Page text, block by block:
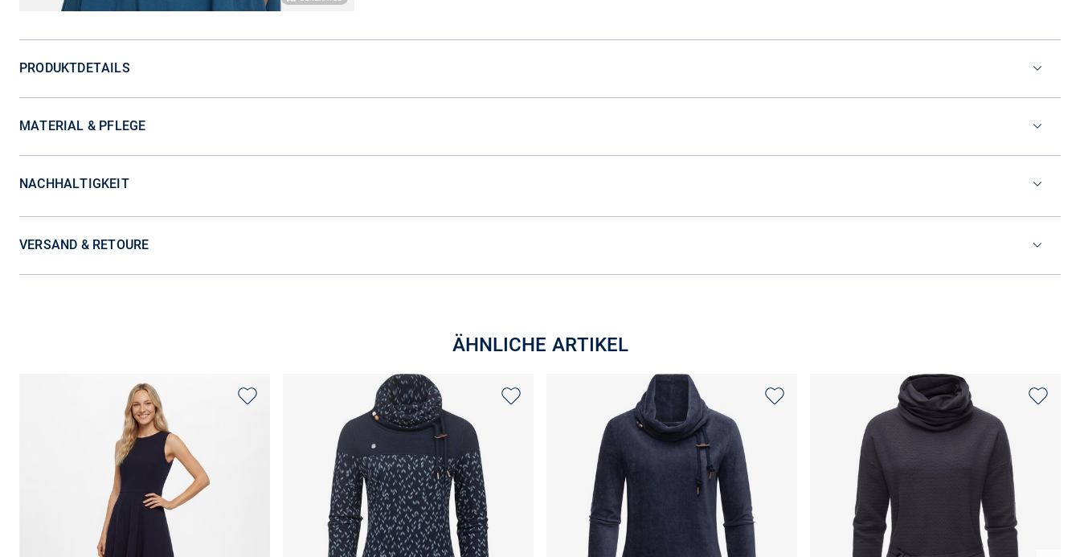
PRODUKTDETAILS
MATERIAL & PFLEGE
NACHHALTIGKEIT
VERSAND & RETOURE
ÄHNLICHE ARTIKEL